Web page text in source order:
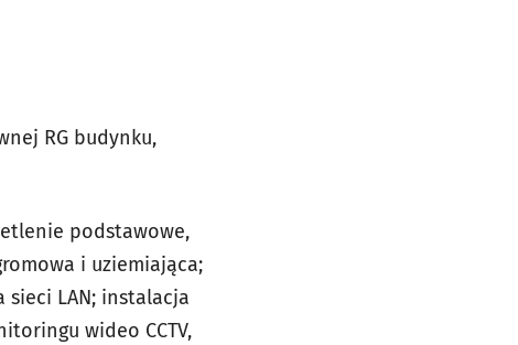
RG budynku,
podstawowe,
i uziemiająca;
LAN; instalacja
wideo CCTV,